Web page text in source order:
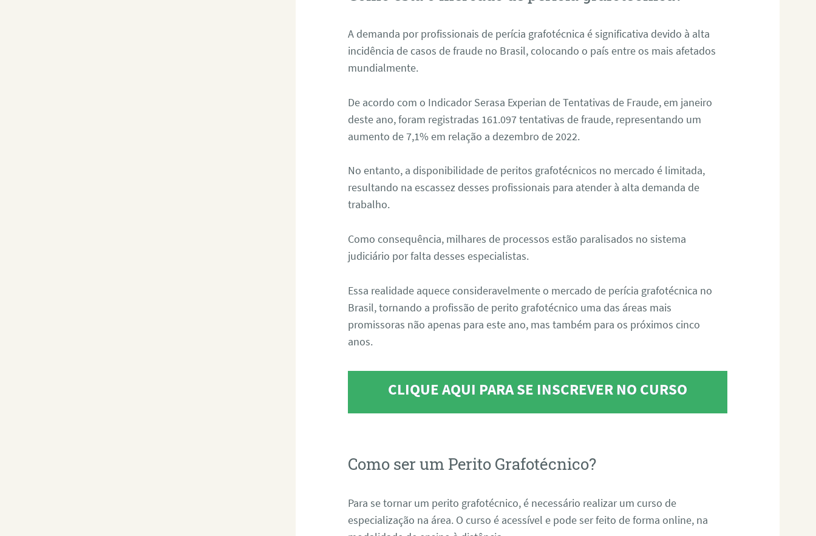
A demanda por profissionais de perícia grafotécnica é significativa devido à alta
incidência de casos de fraude no Brasil, colocando o país entre os mais afetados
mundialmente.
De acordo com o Indicador Serasa Experian de Tentativas de Fraude, em janeiro
deste ano, foram registradas 161.097 tentativas de fraude, representando um
aumento de 7,1% em relação a dezembro de 2022.
No entanto, a disponibilidade de peritos grafotécnicos no mercado é limitada,
resultando na escassez desses profissionais para atender à alta demanda de
trabalho.
Como consequência, milhares de processos estão paralisados no sistema
judiciário por falta desses especialistas.
Essa realidade aquece consideravelmente o mercado de perícia grafotécnica no
Brasil, tornando a profissão de perito grafotécnico uma das áreas mais
promissoras não apenas para este ano, mas também para os próximos cinco
anos.
CLIQUE AQUI PARA SE INSCREVER NO CURSO
Como ser um Perito Grafotécnico?
Para se tornar um perito grafotécnico, é necessário realizar um curso de
especialização na área. O curso é acessível e pode ser feito de forma online, na